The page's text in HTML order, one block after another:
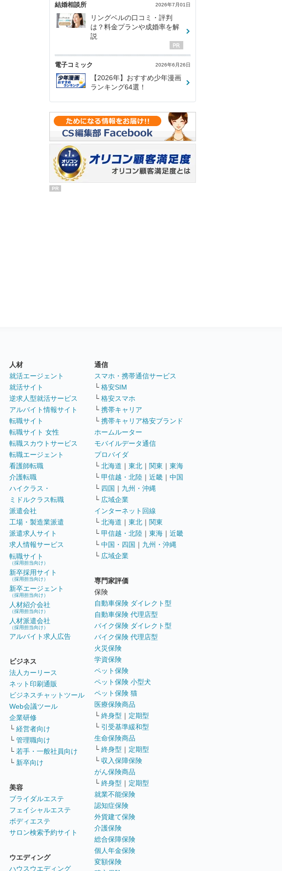
結婚相談所 2026年7月01日
リングベルの口コミ・評判
は？料金プランや成婚率を解
説
電子コミック 2026年6月26日
【2026年】おすすめ少年漫画
ランキング64選！
PR
人材
就活エージェント
就活サイト
逆求人型就活サービス
アルバイト情報サイト
転職サイト
転職サイト 女性
転職スカウトサービス
転職エージェント
看護師転職
介護転職
ハイクラス・
ミドルクラス転職
派遣会社
工場・製造業派遣
派遣求人サイト
求人情報サービス
転職サイト
（採用担当向け）
新卒採用サイト
（採用担当向け）
新卒エージェント
（採用担当向け）
人材紹介会社
（採用担当向け）
人材派遣会社
（採用担当向け）
アルバイト求人広告
ビジネス
法人カーリース
ネット印刷通販
ビジネスチャットツール
Web会議ツール
企業研修
└ 経営者向け
└ 管理職向け
└ 若手・一般社員向け
└ 新卒向け
美容
ブライダルエステ
フェイシャルエステ
ボディエステ
サロン検索予約サイト
ウエディング
ハウスウエディング
通信
スマホ・携帯通信サービス
└ 格安SIM
└ 格安スマホ
└ 携帯キャリア
└ 携帯キャリア格安ブランド
ホームルーター
モバイルデータ通信
プロバイダ
└ 北海道 ｜ 東北 ｜ 関東 ｜ 東海
└ 甲信越・北陸 ｜ 近畿 ｜ 中国
└ 四国 ｜ 九州・沖縄
└ 広域企業
インターネット回線
└ 北海道 ｜ 東北 ｜ 関東
└ 甲信越・北陸 ｜ 東海 ｜ 近畿
└ 中国・四国 ｜ 九州・沖縄
└ 広域企業
専門家評価
保険
自動車保険 ダイレクト型
自動車保険 代理店型
バイク保険 ダイレクト型
バイク保険 代理店型
火災保険
学資保険
ペット保険
ペット保険 小型犬
ペット保険 猫
医療保険商品
└ 終身型 ｜ 定期型
└ 引受基準緩和型
生命保険商品
└ 終身型 ｜ 定期型
└ 収入保障保険
がん保険商品
└ 終身型 ｜ 定期型
就業不能保険
認知症保険
外貨建て保険
介護保険
総合保障保険
個人年金保険
変額保険